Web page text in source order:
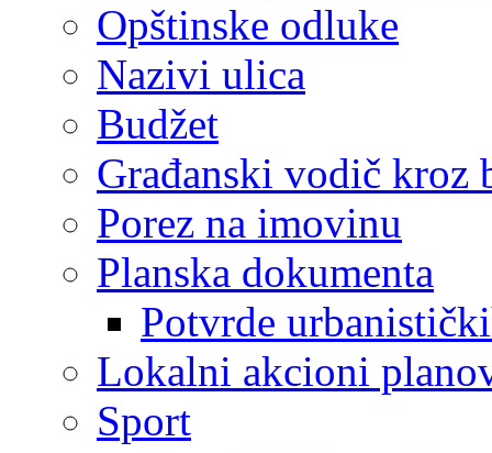
Opštinske odluke
Nazivi ulica
Budžet
Građanski vodič kroz
Porez na imovinu
Planska dokumenta
Potvrde
Lokalni akcioni
Sport